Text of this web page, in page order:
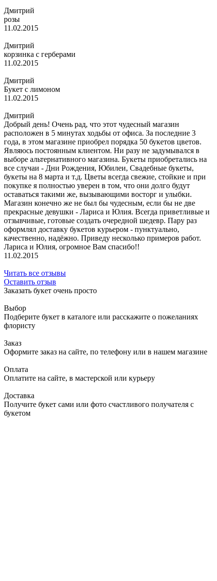
Дмитрий
розы
11.02.2015
Дмитрий
корзинка с герберами
11.02.2015
Дмитрий
Букет с лимоном
11.02.2015
Дмитрий
Добрый день! Очень рад, что этот чудесный магазин
расположен в 5 минутах ходьбы от офиса. За последние 3
года, в этом магазине приобрел порядка 50 букетов цветов.
Являюсь постоянным клиентом. Ни разу не задумывался в
выборе альтернативного магазина. Букеты приобретались на
все случаи - Дни Рождения, Юбилеи, Свадебные букеты,
букеты на 8 марта и т.д. Цветы всегда свежие, стойкие и при
покупке я полностью уверен в том, что они долго будут
оставаться такими же, вызывающими восторг и улыбки.
Магазин конечно же не был бы чудесным, если бы не две
прекрасные девушки - Лариса и Юлия. Всегда приветливые и
отзывчивые, готовые создать очередной шедевр. Пару раз
оформлял доставку букетов курьером - пунктуально,
качественно, надёжно. Приведу несколько примеров работ.
Лариса и Юлия, огромное Вам спасибо!!
11.02.2015
Читать все отзывы
Оставить отзыв
Заказать букет очень просто
Выбор
Подберите букет в каталоге или расскажите о пожеланиях
флористу
Заказ
Оформите заказ на сайте, по телефону или в нашем магазине
Оплата
Оплатите на сайте, в мастерской или курьеру
Доставка
Получите букет сами или фото счастливого получателя с
букетом